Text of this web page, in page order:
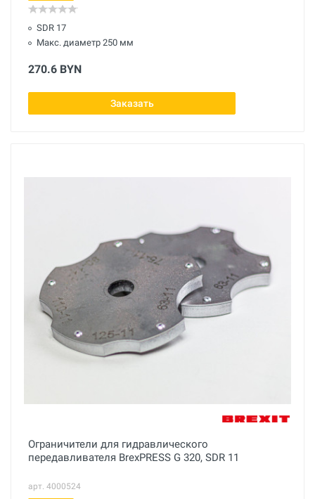
SDR 17
Макс. диаметр 250 мм
270.6 BYN
Заказать
Ограничители для гидравлического
передавливателя BrexPRESS G 320, SDR 11
арт. 4000524